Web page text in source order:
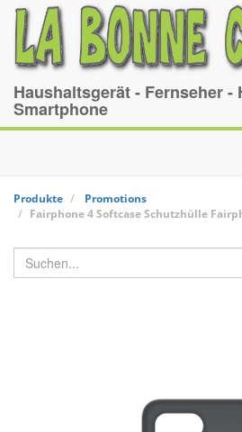
Haushaltsgerät - Fernseher -
Smartphone
Produkte
Promotions
Fairphone 4 Softcase Schutzhülle